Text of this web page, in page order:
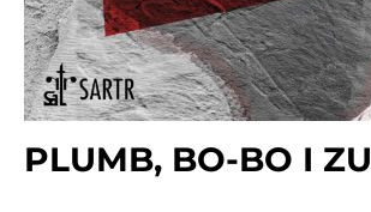
PLUMB, BO-BO I ZU